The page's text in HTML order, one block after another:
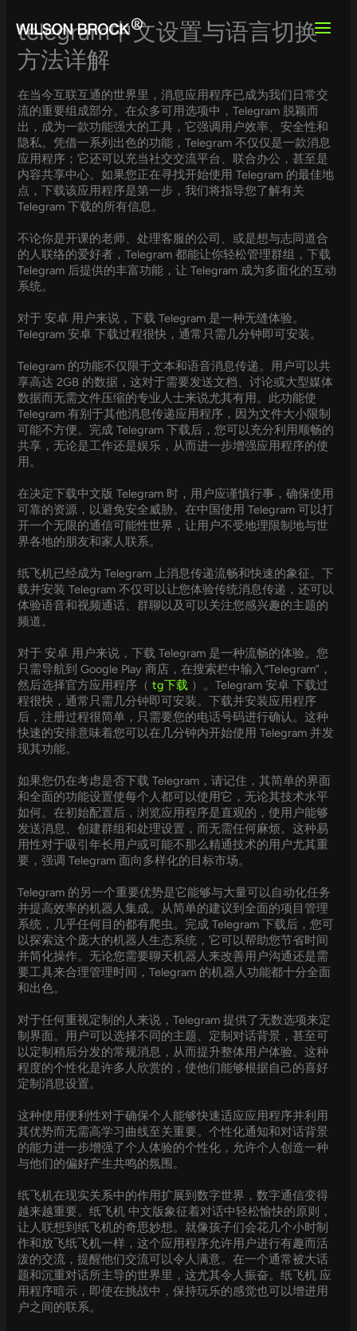
content
telegram中文设置与语言切换
方法详解
在当今互联互通的世界里，消息应用程序已成为我们日常交
流的重要组成部分。在众多可用选项中，Telegram 脱颖而
出，成为一款功能强大的工具，它强调用户效率、安全性和
隐私。凭借一系列出色的功能，Telegram 不仅仅是一款消息
应用程序；它还可以充当社交交流平台、联合办公，甚至是
内容共享中心。如果您正在寻找开始使用 Telegram 的最佳地
点，下载该应用程序是第一步，我们将指导您了解有关
Telegram 下载的所有信息。
不论你是开课的老师、处理客服的公司、或是想与志同道合
的人联络的爱好者，Telegram 都能让你轻松管理群组，下载
Telegram 后提供的丰富功能，让 Telegram 成为多面化的互动
系统。
对于 安卓 用户来说，下载 Telegram 是一种无缝体验。
Telegram 安卓 下载过程很快，通常只需几分钟即可安装。
Telegram 的功能不仅限于文本和语音消息传递。用户可以共
享高达 2GB 的数据，这对于需要发送文档、讨论或大型媒体
数据而无需文件压缩的专业人士来说尤其有用。此功能使
Telegram 有别于其他消息传递应用程序，因为文件大小限制
可能不方便。完成 Telegram 下载后，您可以充分利用顺畅的
共享，无论是工作还是娱乐，从而进一步增强应用程序的使
用。
在决定下载中文版 Telegram 时，用户应谨慎行事，确保使用
可靠的资源，以避免安全威胁。在中国使用 Telegram 可以打
开一个无限的通信可能性世界，让用户不受地理限制地与世
界各地的朋友和家人联系。
纸飞机已经成为 Telegram 上消息传递流畅和快速的象征。下
载并安装 Telegram 不仅可以让您体验传统消息传递，还可以
体验语音和视频通话、群聊以及可以关注您感兴趣的主题的
频道。
对于 安卓 用户来说，下载 Telegram 是一种流畅的体验。您
只需导航到 Google Play 商店，在搜索栏中输入“Telegram”，
然后选择官方应用程序（tg下载 ）。Telegram 安卓 下载过
程很快，通常只需几分钟即可安装。下载并安装应用程序
后，注册过程很简单，只需要您的电话号码进行确认。这种
快速的安排意味着您可以在几分钟内开始使用 Telegram 并发
现其功能。
如果您仍在考虑是否下载 Telegram，请记住，其简单的界面
和全面的功能设置使每个人都可以使用它，无论其技术水平
如何。在初始配置后，浏览应用程序是直观的，使用户能够
发送消息、创建群组和处理设置，而无需任何麻烦。这种易
用性对于吸引年长用户或可能不那么精通技术的用户尤其重
要，强调 Telegram 面向多样化的目标市场。
Telegram 的另一个重要优势是它能够与大量可以自动化任务
并提高效率的机器人集成。从简单的建议到全面的项目管理
系统，几乎任何目的都有爬虫。完成 Telegram 下载后，您可
以探索这个庞大的机器人生态系统，它可以帮助您节省时间
并简化操作。无论您需要聊天机器人来改善用户沟通还是需
要工具来合理管理时间，Telegram 的机器人功能都十分全面
和出色。
对于任何重视定制的人来说，Telegram 提供了无数选项来定
制界面。用户可以选择不同的主题、定制对话背景，甚至可
以定制稍后分发的常规消息，从而提升整体用户体验。这种
程度的个性化是许多人欣赏的，使他们能够根据自己的喜好
定制消息设置。
这种使用便利性对于确保个人能够快速适应应用程序并利用
其优势而无需高学习曲线至关重要。个性化通知和对话背景
的能力进一步增强了个人体验的个性化，允许个人创造一种
与他们的偏好产生共鸣的氛围。
纸飞机在现实关系中的作用扩展到数字世界，数字通信变得
越来越重要。纸飞机 中文版象征着对话中轻松愉快的原则，
让人联想到纸飞机的奇思妙想。就像孩子们会花几个小时制
作和放飞纸飞机一样，这个应用程序允许用户进行有趣而活
泼的交流，提醒他们交流可以令人满意。在一个通常被大话
题和沉重对话所主导的世界里，这尤其令人振奋。纸飞机 应
用程序暗示，即使在挑战中，保持玩乐的感觉也可以增进用
户之间的联系。